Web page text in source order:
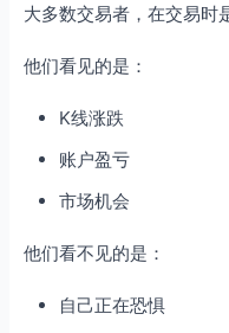
大多数交易者，在交易时
他们看见的是：
K线涨跌
账户盈亏
市场机会
他们看不见的是：
自己正在恐惧